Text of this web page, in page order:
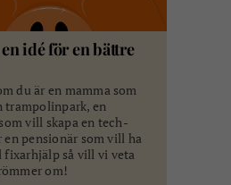
idé för en bättre
du är en mamma som
trampolinpark, en
vill skapa en tech-
en pensionär som vill ha
fixarhjälp så vill vi veta
om!